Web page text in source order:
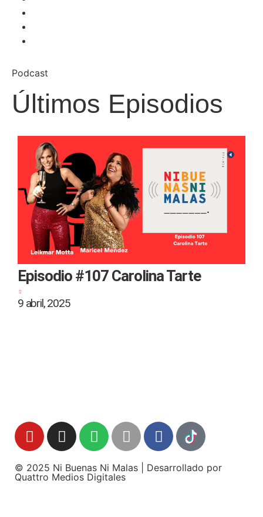
Podcast
Últimos Episodios
Episodio #107 Carolina Tarte
9 abril, 2025
© 2025 Ni Buenas Ni Malas | Desarrollado por
Quattro Medios Digitales